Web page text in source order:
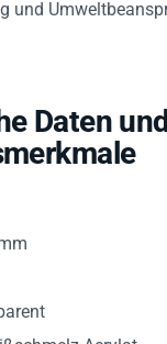
und
Daten